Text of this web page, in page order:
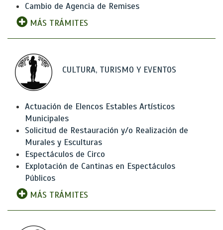
Cambio de Agencia de Remises
MÁS TRÁMITES
CULTURA, TURISMO Y EVENTOS
Actuación de Elencos Estables Artísticos
Municipales
Solicitud de Restauración y/o Realización de
Murales y Esculturas
Espectáculos de Circo
Explotación de Cantinas en Espectáculos
Públicos
MÁS TRÁMITES